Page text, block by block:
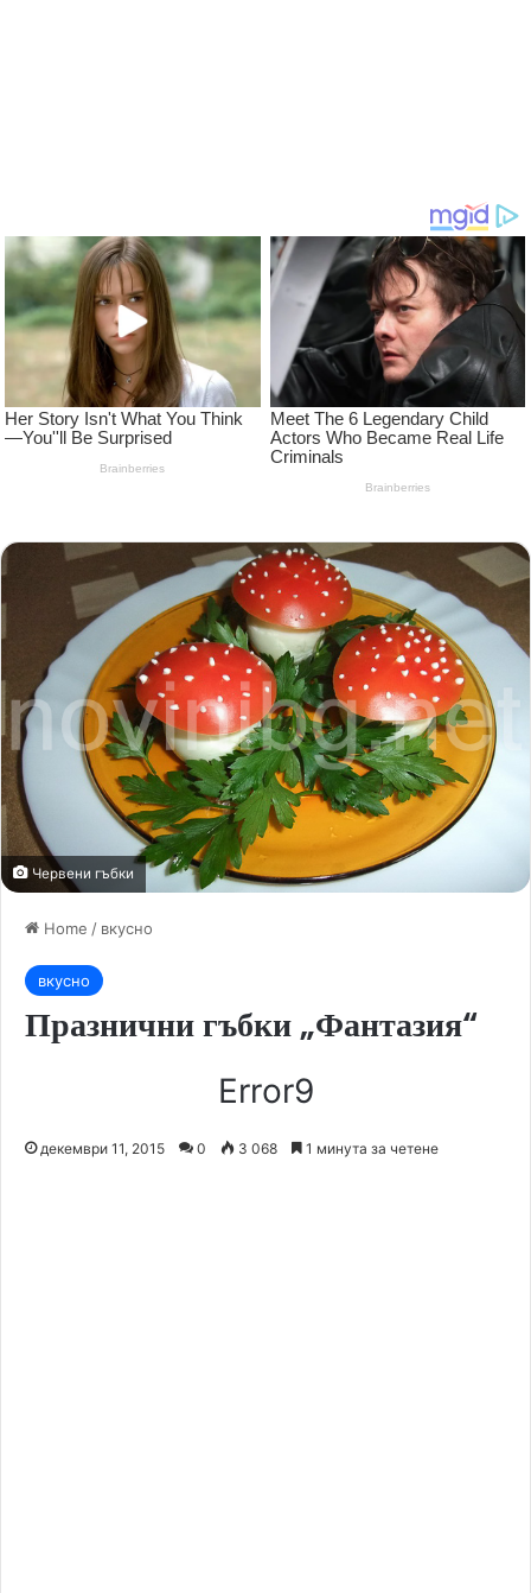
Червени гъбки
Home / вкусно
вкусно
Празнични гъбки „Фантазия“
Error9
декември 11, 2015 0 3 068 1 минута за четене